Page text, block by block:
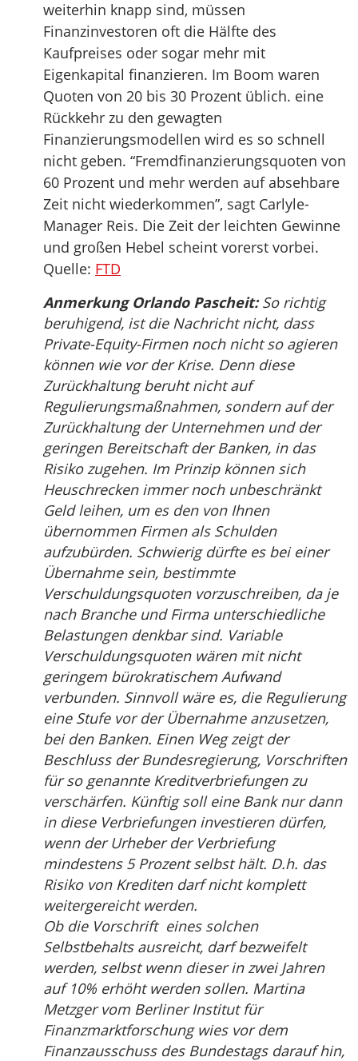
weiterhin knapp sind, müssen
Finanzinvestoren oft die Hälfte des
Kaufpreises oder sogar mehr mit
Eigenkapital finanzieren. Im Boom waren
Quoten von 20 bis 30 Prozent üblich. eine
Rückkehr zu den gewagten
Finanzierungsmodellen wird es so schnell
nicht geben. “Fremdfinanzierungsquoten von
60 Prozent und mehr werden auf absehbare
Zeit nicht wiederkommen”, sagt Carlyle-
Manager Reis. Die Zeit der leichten Gewinne
und großen Hebel scheint vorerst vorbei.
Quelle: FTD
Anmerkung Orlando Pascheit:So richtig
beruhigend, ist die Nachricht nicht, dass
Private-Equity-Firmen noch nicht so agieren
können wie vor der Krise. Denn diese
Zurückhaltung beruht nicht auf
Regulierungsmaßnahmen, sondern auf der
Zurückhaltung der Unternehmen und der
geringen Bereitschaft der Banken, in das
Risiko zugehen. Im Prinzip können sich
Heuschrecken immer noch unbeschränkt
Geld leihen, um es den von Ihnen
übernommen Firmen als Schulden
aufzubürden. Schwierig dürfte es bei einer
Übernahme sein, bestimmte
Verschuldungsquoten vorzuschreiben, da je
nach Branche und Firma unterschiedliche
Belastungen denkbar sind. Variable
Verschuldungsquoten wären mit nicht
geringem bürokratischem Aufwand
verbunden. Sinnvoll wäre es, die Regulierung
eine Stufe vor der Übernahme anzusetzen,
bei den Banken. Einen Weg zeigt der
Beschluss der Bundesregierung, Vorschriften
für so genannte Kreditverbriefungen zu
verschärfen. Künftig soll eine Bank nur dann
in diese Verbriefungen investieren dürfen,
wenn der Urheber der Verbriefung
mindestens 5 Prozent selbst hält. D.h. das
Risiko von Krediten darf nicht komplett
weitergereicht werden.
Ob die Vorschrift eines solchen
Selbstbehalts ausreicht, darf bezweifelt
werden, selbst wenn dieser in zwei Jahren
auf 10% erhöht werden sollen. Martina
Metzger vom Berliner Institut für
Finanzmarktforschung wies vor dem
Finanzausschuss des Bundestags darauf hin,